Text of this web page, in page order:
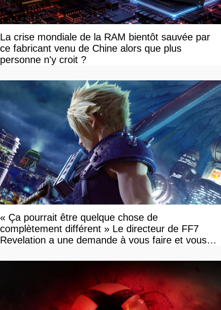
La crise mondiale de la RAM bientôt sauvée par
ce fabricant venu de Chine alors que plus
personne n'y croit ?
« Ça pourrait être quelque chose de
complètement différent » Le directeur de FF7
Revelation a une demande à vous faire et vous